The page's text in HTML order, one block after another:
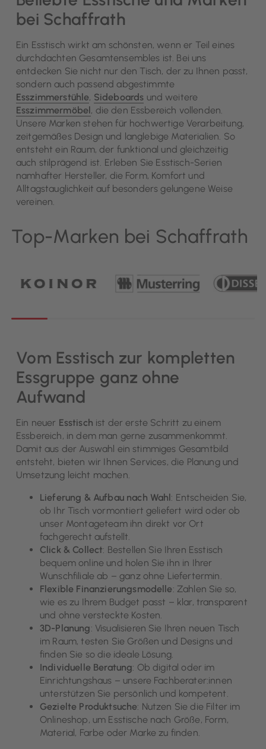
bei Schaffrath
Ein Esstisch wirkt am schönsten, wenn er Teil eines
durchdachten Gesamtensembles ist. Bei uns
entdecken Sie nicht nur den Tisch, der zu Ihnen passt,
sondern auch passend abgestimmte
Esszimmerstühle, Sideboards und weitere
Esszimmermöbel , die den Essbereich vollenden.
Unsere Marken stehen für hochwertige Verarbeitung,
zeitgemäßes Design und langlebige Materialien. So
entsteht ein Raum, der funktional und gleichzeitig
auch stilprägend ist. Erleben Sie Esstisch-Serien
namhafter Hersteller, die Form, Komfort und
Alltagstauglichkeit auf besonders gelungene Weise
vereinen.
Top-Marken bei Schaffrath
Vom Esstisch zur kompletten
Essgruppe ganz ohne
Aufwand
Ein neuer Esstisch ist der erste Schritt zu einem
Essbereich, in dem man gerne zusammenkommt.
Damit aus der Auswahl ein stimmiges Gesamtbild
entsteht, bieten wir Ihnen Services, die Planung und
Umsetzung leicht machen.
Lieferung & Aufbau nach Wahl : Entscheiden Sie,
ob Ihr Tisch vormontiert geliefert wird oder ob
unser Montageteam ihn direkt vor Ort
fachgerecht aufstellt.
Click & Collect: Bestellen Sie Ihren Esstisch
bequem online und holen Sie ihn in Ihrer
Wunschfiliale ab – ganz ohne Liefertermin.
Flexible Finanzierungsmodelle: Zahlen Sie so,
wie es zu Ihrem Budget passt – klar, transparent
und ohne versteckte Kosten.
3D-Planung: Visualisieren Sie Ihren neuen Tisch
im Raum, testen Sie Größen und Designs und
finden Sie so die ideale Lösung.
Individuelle Beratung: Ob digital oder im
Einrichtungshaus – unsere Fachberater:innen
unterstützen Sie persönlich und kompetent.
Gezielte Produktsuche: Nutzen Sie die Filter im
Onlineshop, um Esstische nach Größe, Form,
Material, Farbe oder Marke zu finden.